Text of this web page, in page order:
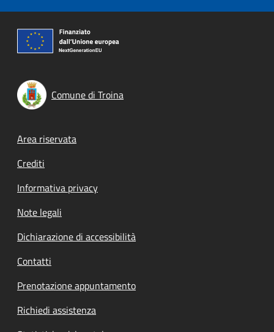
Comune di Troina
Footer menu
Area riservata
Crediti
Informativa privacy
Note legali
Dichiarazione di accessibilità
Contatti
Prenotazione appuntamento
Richiedi assistenza